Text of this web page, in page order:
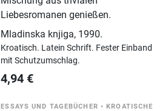
Liebesromanen genießen.
Mladinska knjiga, 1990.
Kroatisch. Latein Schrift. Fester Einband
mit Schutzumschlag.
4,94 €
ESSAYS UND TAGEBÜCHER •KROATISCHE